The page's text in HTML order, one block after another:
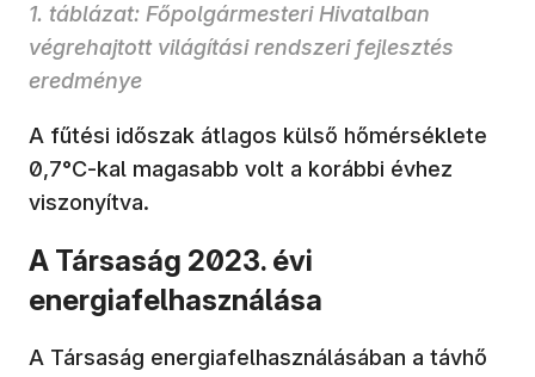
1. táblázat: Főpolgármesteri Hivatalban
végrehajtott világítási rendszeri fejlesztés
eredménye
A fűtési időszak átlagos külső hőmérséklete
0,7°C-kal magasabb volt a korábbi évhez
viszonyítva.
A Társaság 2023. évi
energiafelhasználása
A Társaság energiafelhasználásában a távhő